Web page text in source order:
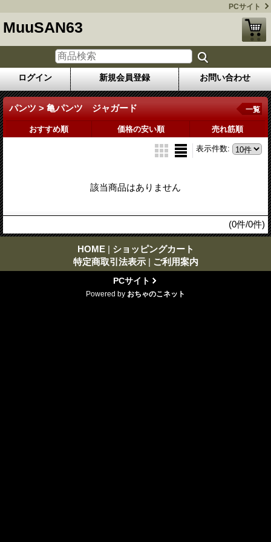
PCサイト
MuuSAN63
ログイン 新規会員登録 お問い合わせ
パンツ > 亀パンツ ジャガード 一覧
おすすめ順 価格の安い順 売れ筋順
表示件数:
該当商品はありません
(0件/0件)
HOME | ショッピングカート
特定商取引法表示 | ご利用案内
PCサイト
Powered by おちゃのこネット